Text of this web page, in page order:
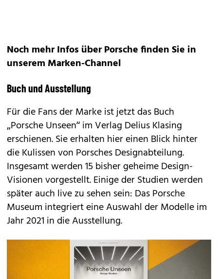
Noch mehr Infos über Porsche finden Sie in
unserem Marken-Channel
Buch und Ausstellung
Für die Fans der Marke ist jetzt das Buch
„Porsche Unseen“ im Verlag Delius Klasing
erschienen. Sie erhalten hier einen Blick hinter
die Kulissen von Porsches Designabteilung.
Insgesamt werden 15 bisher geheime Design-
Visionen vorgestellt. Einige der Studien werden
später auch live zu sehen sein: Das Porsche
Museum integriert eine Auswahl der Modelle im
Jahr 2021 in die Ausstellung.